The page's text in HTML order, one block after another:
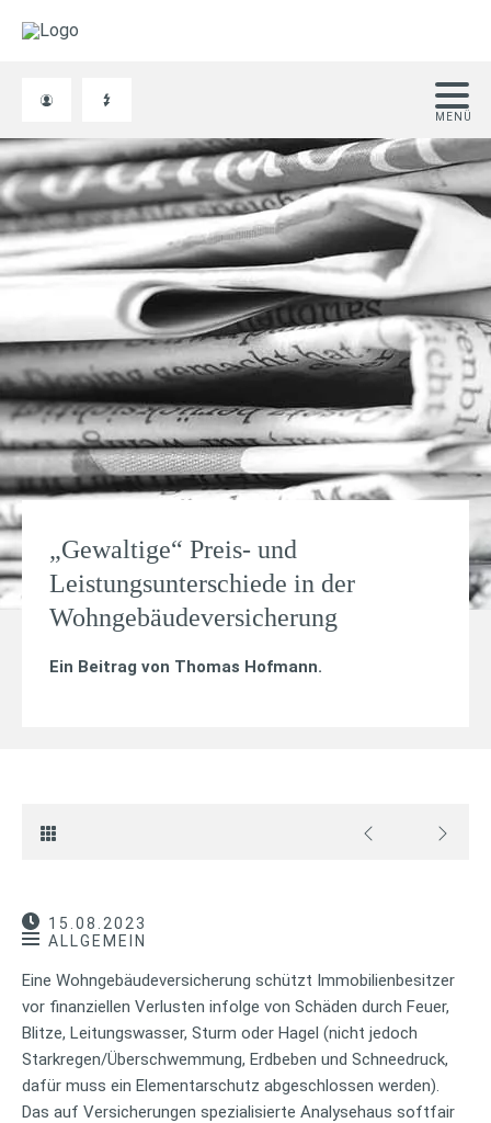
„Gewaltige“ Preis- und
Leistungsunterschiede in der
Wohngebäudeversicherung
Ein Beitrag von Thomas Hofmann.
15.08.2023
ALLGEMEIN
Eine Wohngebäudeversicherung schützt Immobilienbesitzer
vor finanziellen Verlusten infolge von Schäden durch Feuer,
Blitze, Leitungswasser, Sturm oder Hagel (nicht jedoch
Starkregen/Überschwemmung, Erdbeben und Schneedruck,
dafür muss ein Elementarschutz abgeschlossen werden).
Das auf Versicherungen spezialisierte Analysehaus softfair